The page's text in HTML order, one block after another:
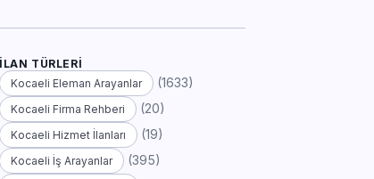
İLAN TÜRLERI
Kocaeli Eleman Arayanlar
(1633)
Kocaeli Firma Rehberi (20)
Kocaeli Hizmet İlanları (19)
Kocaeli İş Arayanlar
(395)